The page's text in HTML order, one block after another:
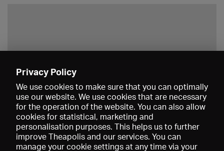
Privacy Policy
We use cookies to make sure that you can optimally
use our website. We use cookies that are necessary
for the operation of the website. You can also allow
cookies for statistical, marketing and
personalisation purposes. This helps us to further
improve Theapolis and our services. You can
manage your cookie settings at any time via your